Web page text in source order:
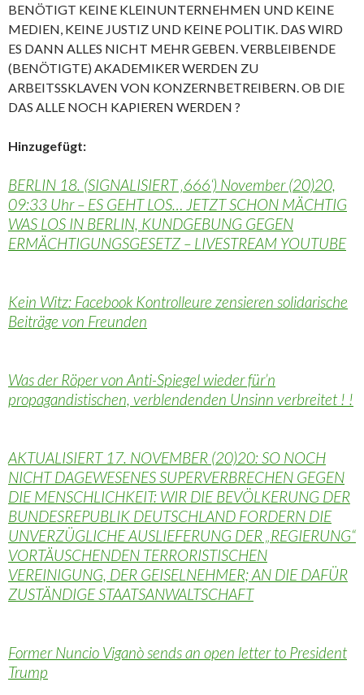
BENÖTIGT KEINE KLEINUNTERNEHMEN UND KEINE
MEDIEN, KEINE JUSTIZ UND KEINE POLITIK. DAS WIRD
ES DANN ALLES NICHT MEHR GEBEN. VERBLEIBENDE
(BENÖTIGTE) AKADEMIKER WERDEN ZU
ARBEITSSKLAVEN VON KONZERNBETREIBERN. OB DIE
DAS ALLE NOCH KAPIEREN WERDEN ?
Hinzugefügt:
BERLIN 18. (SIGNALISIERT ‚666‘) November (20)20,
09:33 Uhr – ES GEHT LOS… JETZT SCHON MÄCHTIG
WAS LOS IN BERLIN, KUNDGEBUNG GEGEN
ERMÄCHTIGUNGSGESETZ – LIVESTREAM YOUTUBE
Kein Witz: Facebook Kontrolleure zensieren solidarische
Beiträge von Freunden
Was der Röper von Anti-Spiegel wieder für’n
propagandistischen, verblendenden Unsinn verbreitet ! !
AKTUALISIERT 17. NOVEMBER (20)20: SO NOCH
NICHT DAGEWESENES SUPERVERBRECHEN GEGEN
DIE MENSCHLICHKEIT: WIR DIE BEVÖLKERUNG DER
BUNDESREPUBLIK DEUTSCHLAND FORDERN DIE
UNVERZÜGLICHE AUSLIEFERUNG DER „REGIERUNG“
VORTÄUSCHENDEN TERRORISTISCHEN
VEREINIGUNG, DER GEISELNEHMER; AN DIE DAFÜR
ZUSTÄNDIGE STAATSANWALTSCHAFT
Former Nuncio Viganò sends an open letter to President
Trump